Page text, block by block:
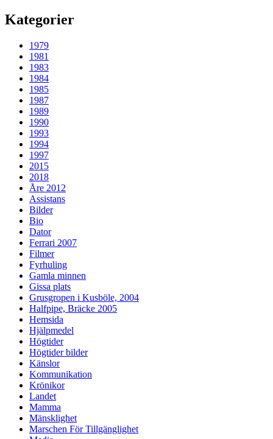
Kategorier
1979
1981
1983
1984
1985
1987
1989
1990
1993
1994
1997
2015
2018
Åre 2012
Assistans
Bilder
Bio
Dator
Ferrari 2007
Filmer
Fyrhuling
Gamla minnen
Gissa plats
Grusgropen i Kusböle, 2004
Halfpipe, Bräcke 2005
Hemsida
Hjälpmedel
Högtider
Högtider bilder
Känslor
Kommunikation
Krönikor
Landet
Mamma
Mänsklighet
Marschen För Tillgänglighet